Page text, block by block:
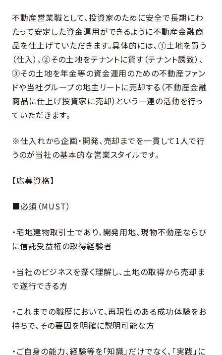
不動産営業職として、投資家のために安全で長期にわ
たって安定した資金運用ができるように不動産金融商
品を仕上げていただきます。具体的には、①土地を買う
（仕入）、②その土地をテナントに貸す（テナント誘致）、
③その土地を年金等の資金運用のための不動産ファン
ドや当社グループの地主リートに売却する（不動産金融
商品に仕上げ投資家に売却）という一連の活動を行っ
ていただきます。
※仕入れから企画・開発、売却までを一貫して1人で行
うのが当社の基本的な営業スタイルです。
【応募資格】
■必須（MUST）
・宅地建物取引士であり、開発用地、現物不動産ならび
に信託受益権の取得経験者
・当社のビジネスを深く理解し、土地の取得から売却ま
で遂行できる方
・これまでの職歴において、再現性のある成功体験をお
持ちで、その要因を明確に説明可能な方
・ご自身の能力、経験等を「知識」だけでなく、「実践」に